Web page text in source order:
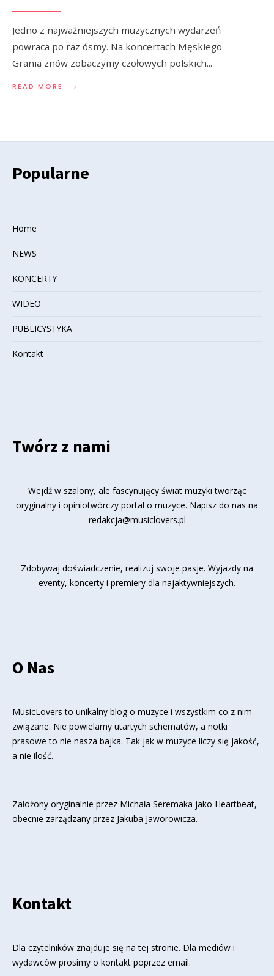
Jedno z najważniejszych muzycznych wydarzeń
powraca po raz ósmy. Na koncertach Męskiego
Grania znów zobaczymy czołowych polskich...
READ MORE →
Popularne
Home
NEWS
KONCERTY
WIDEO
PUBLICYSTYKA
Kontakt
Twórz z nami
Wejdź w szalony, ale fascynujący świat muzyki tworząc
oryginalny i opiniotwórczy portal o muzyce. Napisz do nas na
redakcja@musiclovers.pl
Zdobywaj doświadczenie, realizuj swoje pasje. Wyjazdy na
eventy, koncerty i premiery dla najaktywniejszych.
O Nas
MusicLovers to unikalny blog o muzyce i wszystkim co z nim
związane. Nie powielamy utartych schematów, a notki
prasowe to nie nasza bajka. Tak jak w muzyce liczy się jakość,
a nie ilość.
Założony oryginalnie przez Michała Seremaka jako Heartbeat,
obecnie zarządzany przez Jakuba Jaworowicza.
Kontakt
Dla czytelników znajduje się na tej stronie. Dla mediów i
wydawców prosimy o kontakt poprzez email.